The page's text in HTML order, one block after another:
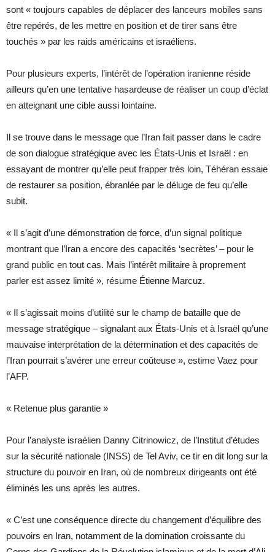
sont « toujours capables de déplacer des lanceurs mobiles sans
être repérés, de les mettre en position et de tirer sans être
touchés » par les raids américains et israéliens.
Pour plusieurs experts, l’intérêt de l’opération iranienne réside
ailleurs qu’en une tentative hasardeuse de réaliser un coup d’éclat
en atteignant une cible aussi lointaine.
Il se trouve dans le message que l’Iran fait passer dans le cadre
de son dialogue stratégique avec les États-Unis et Israël : en
essayant de montrer qu’elle peut frapper très loin, Téhéran essaie
de restaurer sa position, ébranlée par le déluge de feu qu’elle
subit.
« Il s’agit d’une démonstration de force, d’un signal politique
montrant que l’Iran a encore des capacités ‘secrètes’ – pour le
grand public en tout cas. Mais l’intérêt militaire à proprement
parler est assez limité », résume Étienne Marcuz.
« Il s’agissait moins d’utilité sur le champ de bataille que de
message stratégique – signalant aux États-Unis et à Israël qu’une
mauvaise interprétation de la détermination et des capacités de
l’Iran pourrait s’avérer une erreur coûteuse », estime Vaez pour
l’AFP.
« Retenue plus garantie »
Pour l’analyste israélien Danny Citrinowicz, de l’Institut d’études
sur la sécurité nationale (INSS) de Tel Aviv, ce tir en dit long sur la
structure du pouvoir en Iran, où de nombreux dirigeants ont été
éliminés les uns après les autres.
« C’est une conséquence directe du changement d’équilibre des
pouvoirs en Iran, notamment de la domination croissante du